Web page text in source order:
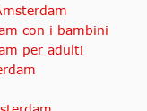
con i bambini
per adulti